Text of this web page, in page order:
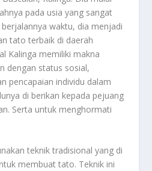
pada usia yang sangat
waktu, dia menjadi
tato terbaik di daerah
Kalinga memiliki makna
dengan status sosial,
pencapaian individu dalam
di berikan kepada pejuang
Serta untuk menghormati
teknik tradisional yang di
membuat tato. Teknik ini